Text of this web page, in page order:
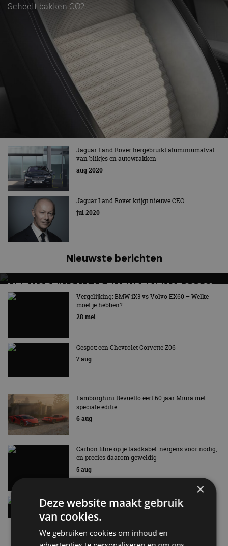
Scheelt bakken CO2
Jaguar Land Rover hergebruikt aluminiumafval
van blikjes en autowrakken
aug 2020
Jaguar Land Rover krijgt nieuwe CEO
jul 2020
Nieuwste berichten
MET KORTING NAAR EV EXPERIENCE 2026?
AUTORAI REGELT HET!
EV Experience 2026 van 24 tot 26 september
Vergelijking: BMW iX3 vs Volvo EX60 – Welke
moet je hebben?
28 mei
Gespot: een Chevrolet Corvette Z06
7 aug
Lamborghini Revuelto eert 60 jaar Miura met
speciale editie
6 aug
Carbon fibre op je laadkabel: nergens voor nodig,
en precies daarom geweldig
5 aug
Hennessey Blackbird krijgt atmosferische V8 en
handbak: soms is eenvoud leuker
5 aug
×
Deze website maakt gebruik
van cookies.
We gebruiken cookies om inhoud en